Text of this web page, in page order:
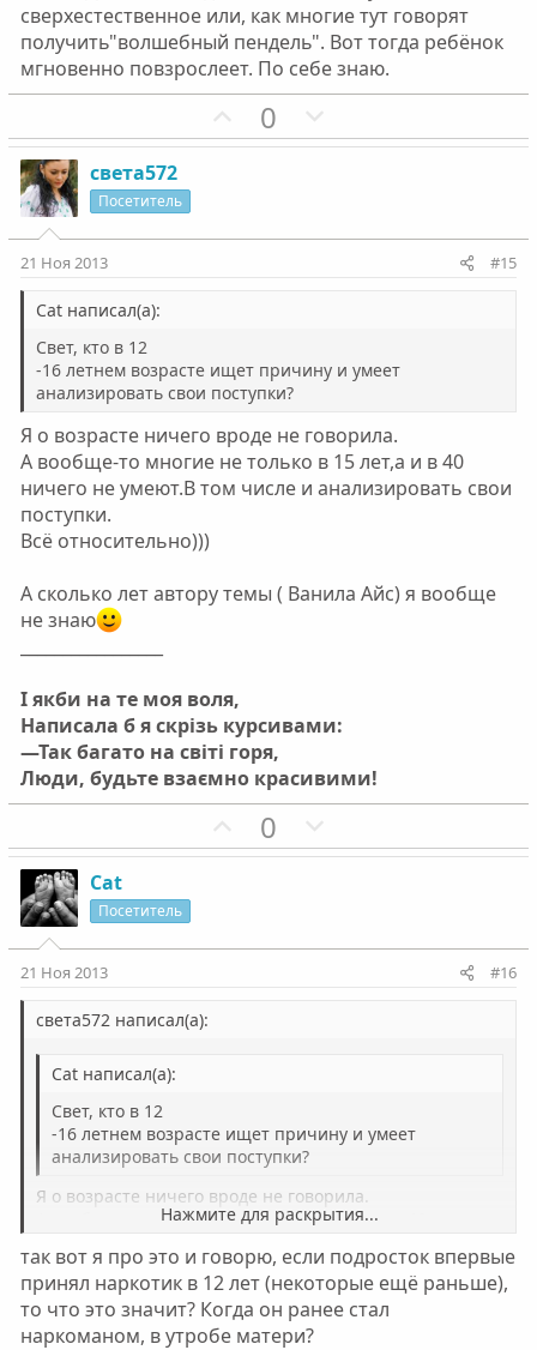
И это не просто борьба с cамим собой... Не меняя в
себе ничего, априори эта борьба бессмысленна...
Анализировать..что и где не так.Почему плохо ? Что не
умею?От кого и от чего убегаю в несуществующий
мир?
Вообщем искать проблему не снаружи.А внутри
себя(любимого))))) :smile:
сверхестественное или, как многие тут говорят
получить"волшебный пендель". Вот тогда ребёнок
мгновенно повзрослеет. По себе знаю.
П
о
т
й
г
о
л
о
0
е
т
й
о
л
о
света572
Посетитель
21 Ноя 2013 #15
Cat написал(а):
Свет, кто в 12
-16 летнем возрасте ищет причину и умеет
анализировать свои поступки?
Я о возрасте ничего вроде не говорила.
А вообще-то многие не только в 15 лет,а и в 40
ничего не умеют.В том числе и анализировать свои
поступки.
Всё относительно)))
А сколько лет автору темы ( Ванила Айс) я вообще
не знаю
І якби на те моя воля,
Написала б я скрізь курсивами:
—Так багато на світі горя,
Люди, будьте взаємно красивими!
П
о
т
о
л
о
с
0
е
т
о
о
с
Cat
Посетитель
21 Ноя 2013 #16
света572 написал(а):
Cat написал(а):
Свет, кто в 12
-16 летнем возрасте ищет причину и умеет
анализировать свои поступки?
Нажмите для раскрытия...
Я о возрасте ничего вроде не говорила.
А вообще-то многие не только в 15 лет,а и в 40 ничего
Всё относительно)))
А сколько лет автору темы ( Ванила Айс) я вообще не
знаю
Нажмите для раскрытия...
так вот я про это и говорю, если подросток впервые
принял наркотик в 12 лет (некоторые ещё раньше),
то что это значит? Когда он ранее стал
наркоманом, в утробе матери?